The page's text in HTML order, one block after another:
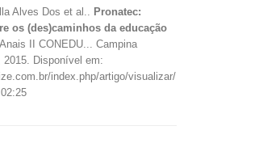
Alves Dos et al.. Pronatec:
os (des)caminhos da educação
II CONEDU... Campina
2015. Disponível em:
index.php/artigo/visualizar/16833>.